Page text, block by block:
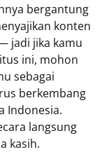
bergantung
konten
jadi jika kamu
ini, mohon
sebagai
berkembang
Indonesia.
langsung
kasih.